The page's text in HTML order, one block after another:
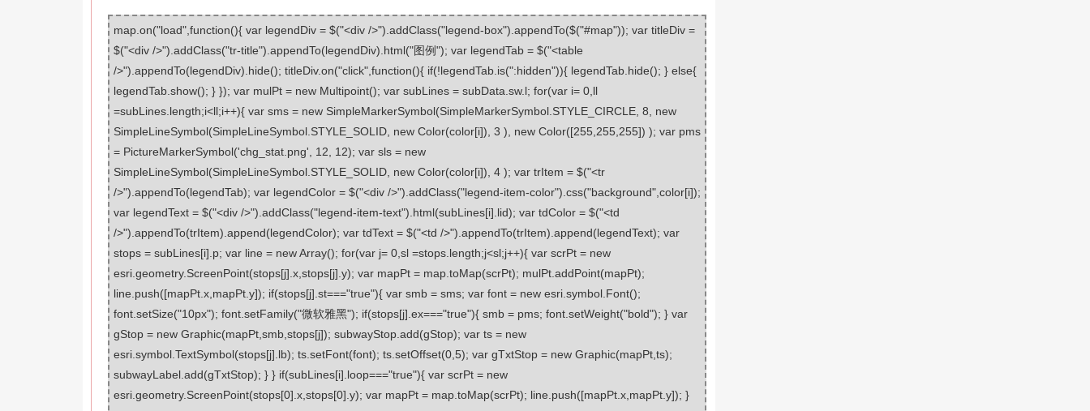
map.on("load",function(){ var legendDiv = $("<div />").addClass("legend-box").appendTo($("#map")); var titleDiv =
$("<div />").addClass("tr-title").appendTo(legendDiv).html("图例"); var legendTab = $("<table
/>").appendTo(legendDiv).hide(); titleDiv.on("click",function(){ if(!legendTab.is(":hidden")){ legendTab.hide(); } else{
legendTab.show(); } }); var mulPt = new Multipoint(); var subLines = subData.sw.l; for(var i= 0,ll
=subLines.length;i<ll;i++){ var sms = new SimpleMarkerSymbol(SimpleMarkerSymbol.STYLE_CIRCLE, 8, new
SimpleLineSymbol(SimpleLineSymbol.STYLE_SOLID, new Color(color[i]), 3 ), new Color([255,255,255]) ); var pms
= PictureMarkerSymbol('chg_stat.png', 12, 12); var sls = new
SimpleLineSymbol(SimpleLineSymbol.STYLE_SOLID, new Color(color[i]), 4 ); var trItem = $("<tr
/>").appendTo(legendTab); var legendColor = $("<div />").addClass("legend-item-color").css("background",color[i]);
var legendText = $("<div />").addClass("legend-item-text").html(subLines[i].lid); var tdColor = $("<td
/>").appendTo(trItem).append(legendColor); var tdText = $("<td />").appendTo(trItem).append(legendText); var
stops = subLines[i].p; var line = new Array(); for(var j= 0,sl =stops.length;j<sl;j++){ var scrPt = new
esri.geometry.ScreenPoint(stops[j].x,stops[j].y); var mapPt = map.toMap(scrPt); mulPt.addPoint(mapPt);
line.push([mapPt.x,mapPt.y]); if(stops[j].st==="true"){ var smb = sms; var font = new esri.symbol.Font();
font.setSize("10px"); font.setFamily("微软雅黑"); if(stops[j].ex==="true"){ smb = pms; font.setWeight("bold"); } var
gStop = new Graphic(mapPt,smb,stops[j]); subwayStop.add(gStop); var ts = new
esri.symbol.TextSymbol(stops[j].lb); ts.setFont(font); ts.setOffset(0,5); var gTxtStop = new Graphic(mapPt,ts);
subwayLabel.add(gTxtStop); } } if(subLines[i].loop==="true"){ var scrPt = new
esri.geometry.ScreenPoint(stops[0].x,stops[0].y); var mapPt = map.toMap(scrPt); line.push([mapPt.x,mapPt.y]); }